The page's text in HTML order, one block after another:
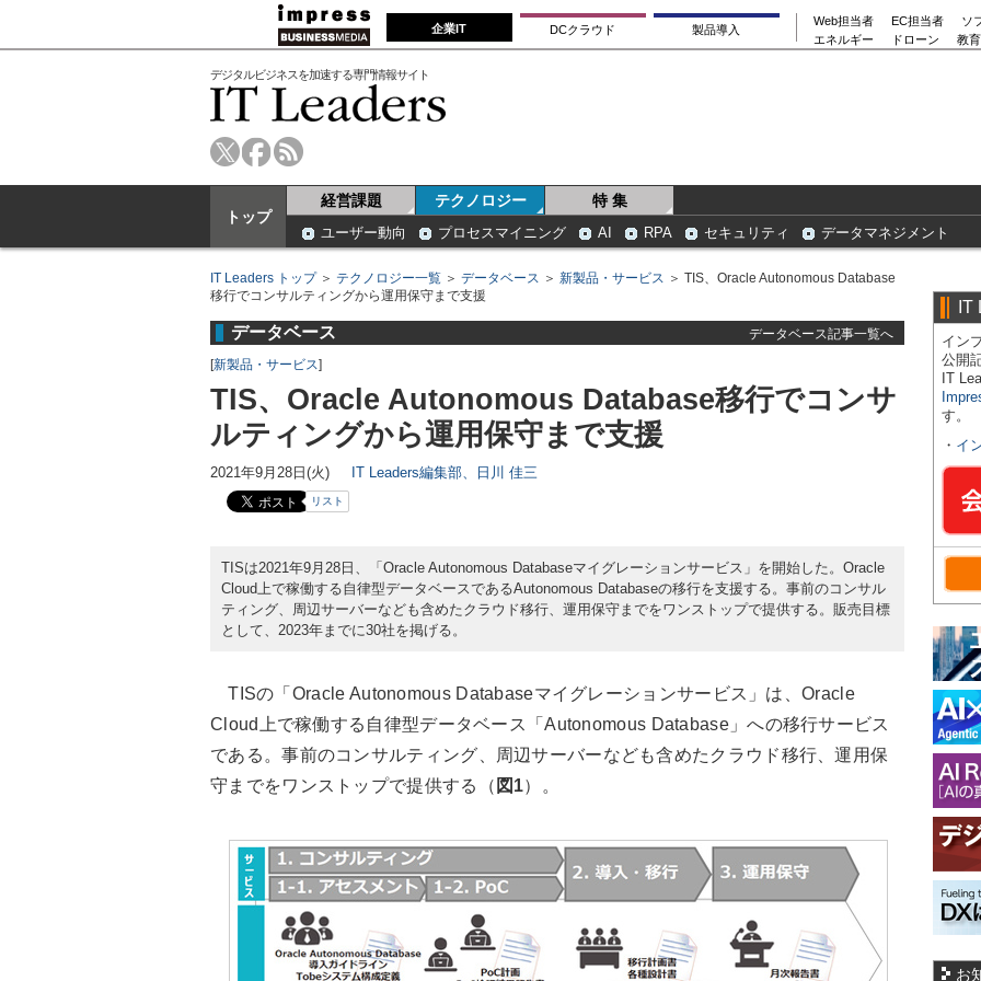
企業IT DCクラウド 製品導入
Web担当者 EC担当者
ソ
エネルギー
ドローン 教
デジタルビジネスを加速する専門情報サイト
トップ
経営課題 テクノロジー 特 集
ユーザー動向 プロセスマイニング AI RPA セキュリティ データマネジメント
IT Leaders トップ＞ テクノロジー一覧 ＞ データベース ＞ 新製品・サービス ＞ TIS、Oracle Autonomous Database
移行でコンサルティングから運用保守まで支援
データベース
データベース記事一覧へ
[新製品・サービス]
TIS、Oracle Autonomous Database移行でコンサ
ルティングから運用保守まで支援
2021年9月28日(火) IT Leaders編集部、日川 佳三
リスト
TISは2021年9月28日、「Oracle Autonomous Databaseマイグレーションサービス」を開始した。Oracle
Cloud上で稼働する自律型データベースであるAutonomous Databaseの移行を支援する。事前のコンサル
ティング、周辺サーバーなども含めたクラウド移行、運用保守までをワンストップで提供する。販売目標
として、2023年までに30社を掲げる。
TISの「Oracle Autonomous Databaseマイグレーションサービス」は、Oracle
Cloud上で稼働する自律型データベース「Autonomous Database」への移行サービス
である。事前のコンサルティング、周辺サーバーなども含めたクラウド移行、運用保
守までをワンストップで提供する（ 図1）。
IT
イン
公開
IT
す。
・ イ
お